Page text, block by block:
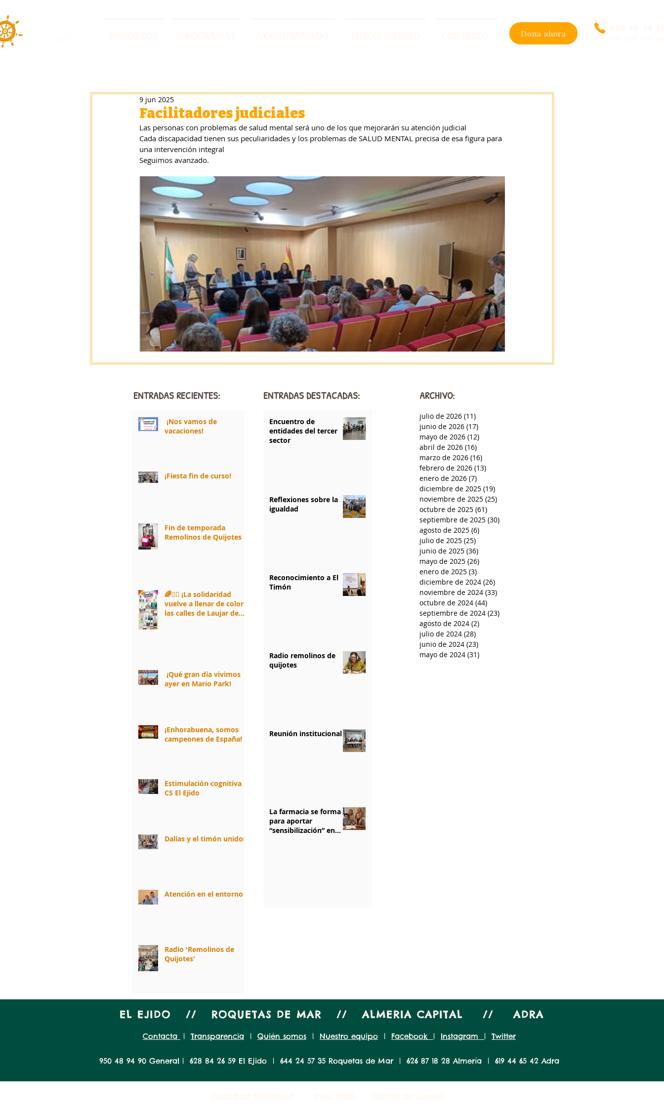
Dona ahora
Facilitadores judiciales
9 jun 2025
Las personas con problemas de salud mental será uno de los que mejorarán su atención judicial
Cada discapacidad tienen sus peculiaridades y los problemas de SALUD MENTAL precisa de esa figura para
una intervención integral
Seguimos avanzado.
ENTRADAS RECIENTES:
¡Nos vamos de
vacaciones!
¡Fiesta fin de curso!
Fin de temporada
Remolinos de Quijotes
🌈🏃‍♀️ ¡La solidaridad
vuelve a llenar de color
las calles de Laujar de
¡Qué gran día vivimos
ayer en Mario Park!
¡Enhorabuena, somos
campeones de España!
Estimulación cognitiva :
CS El Ejido
Dalías y el timón unidos.
Atención en el entorno
Radio 'Remolinos de
Quijotes'
ENTRADAS DESTACADAS:
Encuentro de
entidades del tercer
sector
Reflexiones sobre la
igualdad
Reconocimiento a El
Timón
Radio remolinos de
quijotes
Reunión institucional
La farmacia se forma
para aportar
“sensibilización” en
ARCHIVO:
julio de 2026 (11)
junio de 2026 (17)
mayo de 2026 (12)
abril de 2026 (16)
marzo de 2026 (16)
febrero de 2026 (13)
enero de 2026 (7)
diciembre de 2025 (19)
noviembre de 2025 (25)
octubre de 2025 (61)
septiembre de 2025 (30)
agosto de 2025 (6)
julio de 2025 (25)
junio de 2025 (36)
mayo de 2025 (26)
enero de 2025 (3)
diciembre de 2024 (26)
noviembre de 2024 (33)
octubre de 2024 (44)
septiembre de 2024 (23)
agosto de 2024 (2)
julio de 2024 (28)
junio de 2024 (23)
mayo de 2024 (31)
EL EJIDO // ROQUETAS DE MAR // ALMERIA CAPITAL // ADRA
Contacta |Transparencia | Quién somos | Nuestro equipo | Facebook | Instagram |Twitter
950 48 94 90 General | 628 84 26 59 El Ejido | 644 24 57 35 Roquetas de Mar | 626 87 18 28 Almería | 619 44 65 42 Adra